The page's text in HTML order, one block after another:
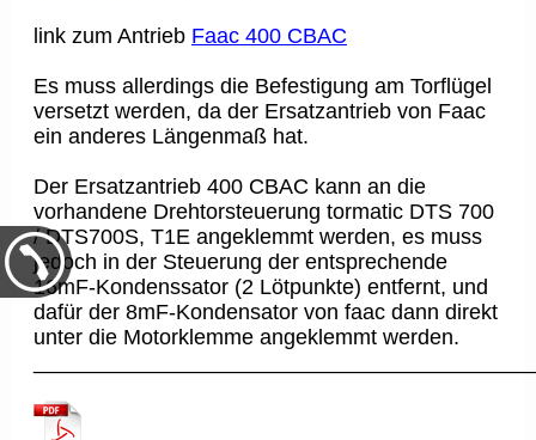
link zum Antrieb Faac 400 CBAC
Es muss allerdings die Befestigung am Torflügel
versetzt werden, da der Ersatzantrieb von Faac
ein anderes Längenmaß hat.
Der Ersatzantrieb 400 CBAC kann an die
vorhandene Drehtorsteuerung tormatic DTS 700
/ DTS700S, T1E angeklemmt werden, es muss
jedoch in der Steuerung der entsprechende
16mF-Kondenssator (2 Lötpunkte) entfernt, und
dafür der 8mF-Kondensator von faac dann direkt
unter die Motorklemme angeklemmt werden.